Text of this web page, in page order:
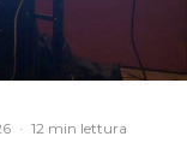
· 12 min lettura